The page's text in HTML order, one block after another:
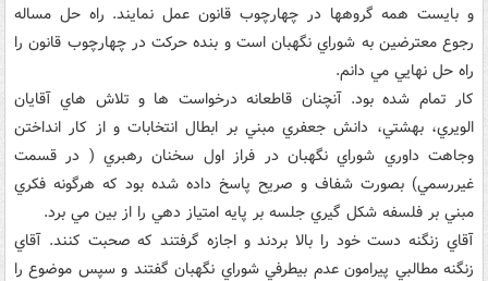
و بايست همه گروهها در چهارچوب قانون عمل نمايند. راه حل مساله
رجوع معترضين به شوراي نگهبان است و بنده حرکت در چهارچوب قانون را
راه حل نهايي مي دانم.
کار تمام شده بود. آنچنان قاطعانه درخواست ها و تلاش هاي آقايان
الويري، بهشتي، دانش جعفري مبني بر ابطال انتخابات و از کار انداختن
وجاهت داوري شوراي نگهبان در فراز اول سخنان رهبري ( در قسمت
غيررسمي) بصورت شفاف و صريح پاسخ داده شده بود که هرگونه فکري
مبني بر فلسفه شکل گيري جلسه بر پايه امتياز دهي را از بين مي برد.
آقاي زنگنه دست خود را بالا بردند و اجازه گرفتند که صحبت کنند. آقاي
زنگنه مطالبي پيرامون عدم بيطرفي شوراي نگهبان گفتند و سپس موضوع را